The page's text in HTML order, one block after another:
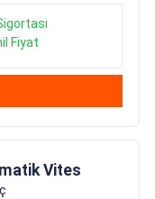
Fiyat
Vites